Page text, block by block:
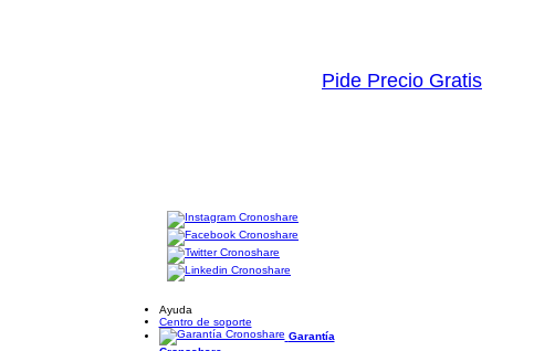
Pide Precio Gratis
Ayuda
Centro de soporte
Garantía